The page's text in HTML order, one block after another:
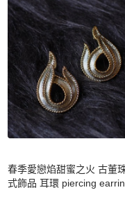
春季愛戀焰甜蜜之火 古董
式飾品 耳環 piercing